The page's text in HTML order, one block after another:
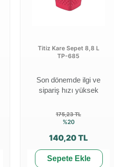
Titiz Kare Sepet 8,8 L
TP-685
Son dönemde ilgi ve
sipariş hızı yüksek
175,23 TL
%20
140,20 TL
Sepete Ekle